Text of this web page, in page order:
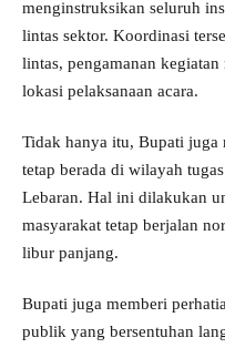
menginstruksikan seluruh
lintas sektor. Koordinasi
lintas, pengamanan
lokasi pelaksanaan acara.
Tidak hanya itu, Bupati juga
tetap berada di wilayah
Lebaran. Hal ini dilakukan
masyarakat tetap berjalan
libur panjang.
Bupati juga memberi
publik yang bersentuhan